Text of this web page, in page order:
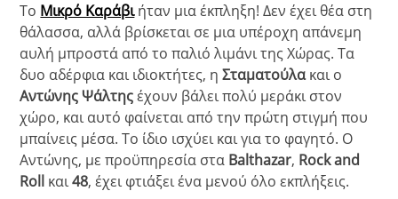
Το Μικρό Καράβιήταν μια έκπληξη! Δεν έχει θέα στη
θάλασσα, αλλά βρίσκεται σε μια υπέροχη απάνεμη
αυλή μπροστά από το παλιό λιμάνι της Χώρας. Τα
δυο αδέρφια και ιδιοκτήτες, ηΣταματούλακαι ο
Αντώνης Ψάλτηςέχουν βάλει πολύ μεράκι στον
χώρο, και αυτό φαίνεται από την πρώτη στιγμή που
μπαίνεις μέσα. Το ίδιο ισχύει και για το φαγητό. Ο
Αντώνης, με προϋπηρεσία στα Balthazar, Rock and
Roll και48, έχει φτιάξει ένα μενού όλο εκπλήξεις.